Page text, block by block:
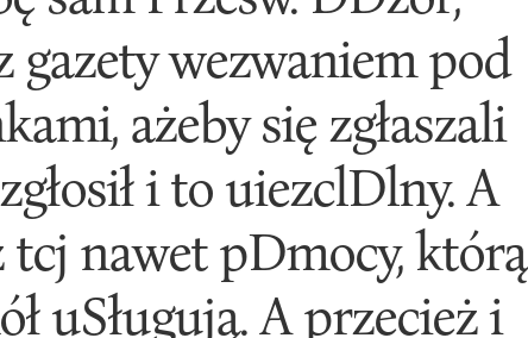
gazety wezwaniem pod
ażeby się zgłaszali
i to uiezclDlny. A
tcj nawet pDmocy, którą
uSługują. A przecież i